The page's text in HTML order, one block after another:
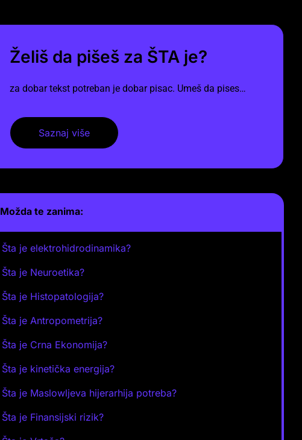
Želiš da pišeš za ŠTA je?
za dobar tekst potreban je dobar pisac. Umeš da pises…
Saznaj više
Možda te zanima:
Šta je elektrohidrodinamika?
Šta je Neuroetika?
Šta je Histopatologija?
Šta je Antropometrija?
Šta je Crna Ekonomija?
Šta je kinetička energija?
Šta je Maslowljeva hijerarhija potreba?
Šta je Finansijski rizik?